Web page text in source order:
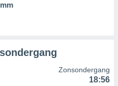
Zonsondergang
18:56